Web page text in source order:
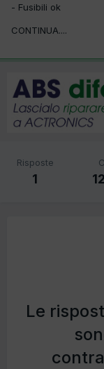
- Fusibili ok
CONTINUA....
Risposte
1
Le